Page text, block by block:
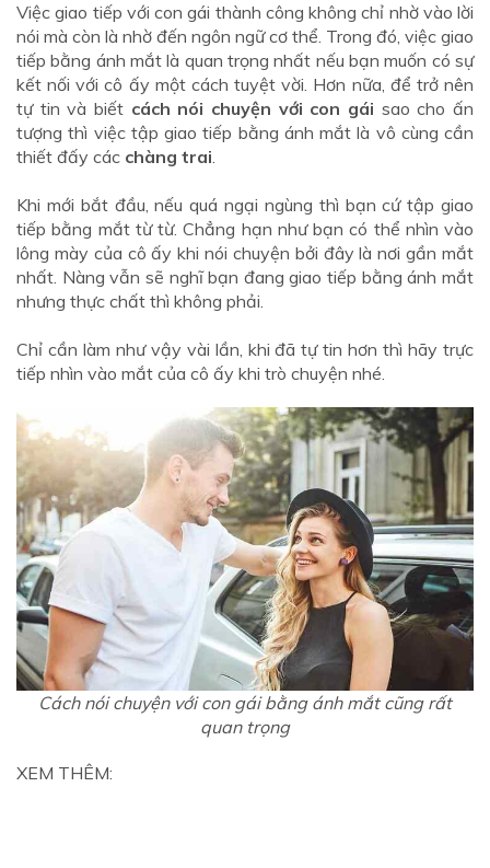
Việc giao tiếp với con gái thành công không chỉ nhờ vào lời
nói mà còn là nhờ đến ngôn ngữ cơ thể. Trong đó, việc giao
tiếp bằng ánh mắt là quan trọng nhất nếu bạn muốn có sự
kết nối với cô ấy một cách tuyệt vời. Hơn nữa, để trở nên
tự tin và biết cách nói chuyện với con gái sao cho ấn
tượng thì việc tập giao tiếp bằng ánh mắt là vô cùng cần
thiết đấy các chàng trai.
Khi mới bắt đầu, nếu quá ngại ngùng thì bạn cứ tập giao
tiếp bằng mắt từ từ. Chẳng hạn như bạn có thể nhìn vào
lông mày của cô ấy khi nói chuyện bởi đây là nơi gần mắt
nhất. Nàng vẫn sẽ nghĩ bạn đang giao tiếp bằng ánh mắt
nhưng thực chất thì không phải.
Chỉ cần làm như vậy vài lần, khi đã tự tin hơn thì hãy trực
tiếp nhìn vào mắt của cô ấy khi trò chuyện nhé.
Cách nói chuyện với con gái bằng ánh mắt cũng rất
quan trọng
XEM THÊM: